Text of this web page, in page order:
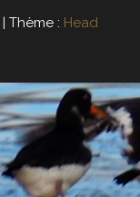
| Thème : Head